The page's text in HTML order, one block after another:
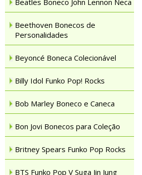
Beatles Boneco John Lennon Neca
Beethoven Bonecos de
Personalidades
Beyoncé Boneca Colecionável
Billy Idol Funko Pop! Rocks
Bob Marley Boneco e Caneca
Bon Jovi Bonecos para Coleção
Britney Spears Funko Pop Rocks
BTS Funko Pop V Suga Jin Jung